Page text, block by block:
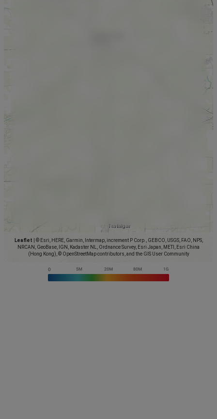
Leaflet
© Esri, HERE, Garmin, Intermap, increment P Corp., GEBCO, USGS, FAO, NPS,
NRCAN, GeoBase, IGN, Kadaster NL, Ordnance Survey, Esri Japan, METI, Esri China
(Hong Kong), © OpenStreetMap contributors, and the GIS User Community